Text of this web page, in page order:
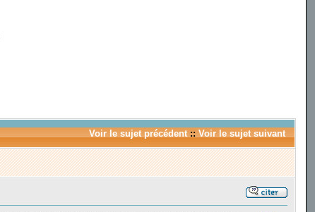
Voir le sujet précédent:: Voir le sujet suivant